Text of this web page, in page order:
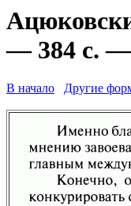
— 384 с. —
В начало Другие